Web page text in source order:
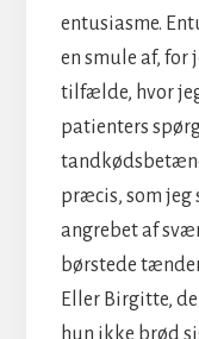
entusiasme.
en smule af, for
tilfælde, hvor
patienters
præcis, som jeg
angrebet af
børstede
Eller Birgitte,
hun ikke brød